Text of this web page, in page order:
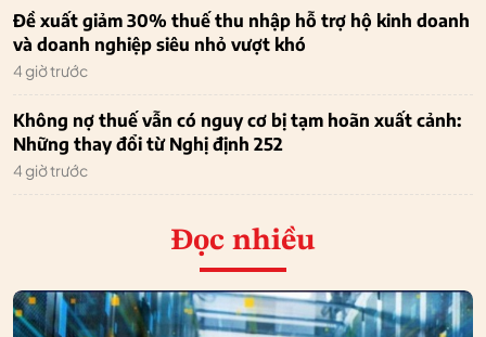
Đề xuất giảm 30% thuế thu nhập hỗ trợ hộ kinh doanh
và doanh nghiệp siêu nhỏ vượt khó
4 giờ trước
Không nợ thuế vẫn có nguy cơ bị tạm hoãn xuất cảnh:
Những thay đổi từ Nghị định 252
4 giờ trước
Đọc nhiều